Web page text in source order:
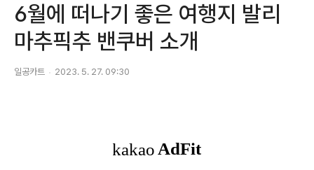
6월에 떠나기 좋은 여행지 발리
마추픽추 밴쿠버 소개
일공카트 2023. 5. 27. 09:30